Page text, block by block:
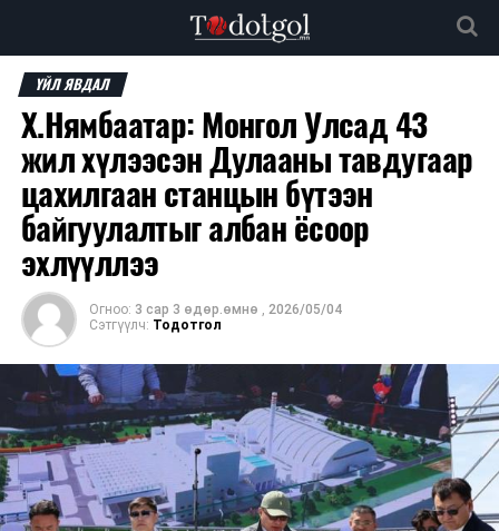
ҮЙЛ ЯВДАЛ
Х.Нямбаатар: Монгол Улсад 43
жил хүлээсэн Дулааны тавдугаар
цахилгаан станцын бүтээн
байгуулалтыг албан ёсоор
эхлүүллээ
Огноо: 3 сар 3 өдөр.өмнө , 2026/05/04
Сэтгүүлч: Тодотгол